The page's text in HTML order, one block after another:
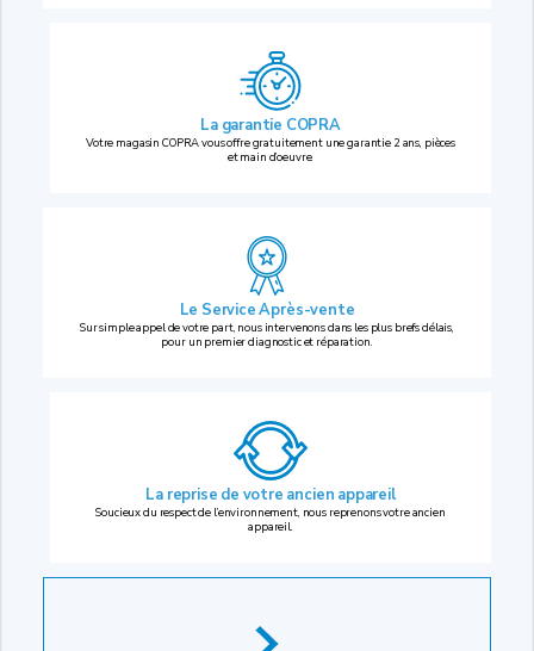
La garantie COPRA
Votre magasin COPRA vous offre gratuitement une garantie 2 ans, pièces
et main d’oeuvre.
Le Service Après-vente
Sur simple appel de votre part, nous intervenons dans les plus brefs délais,
pour un premier diagnostic et réparation.
La reprise de votre ancien appareil
Soucieux du respect de l’environnement, nous reprenons votre ancien
appareil.